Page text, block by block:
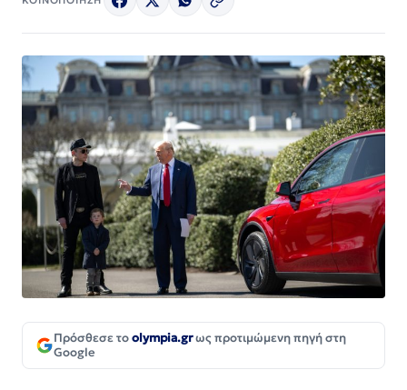
Πρόσθεσε τοolympia.grως προτιμώμενη πηγή στη
Google